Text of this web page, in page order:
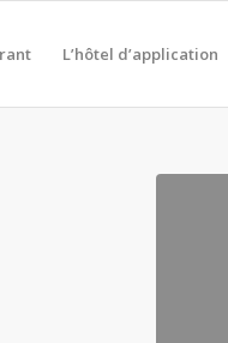
L’hôtel d’application